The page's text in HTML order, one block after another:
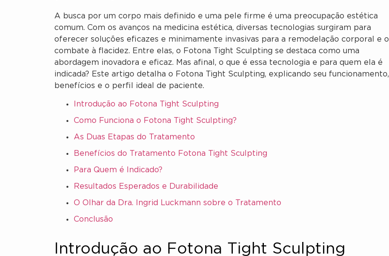
A busca por um corpo mais definido e uma pele firme é uma preocupação estética
comum. Com os avanços na medicina estética, diversas tecnologias surgiram para
oferecer soluções eficazes e minimamente invasivas para a remodelação corporal e o
combate à flacidez. Entre elas, o Fotona Tight Sculpting se destaca como uma
abordagem inovadora e eficaz. Mas afinal, o que é essa tecnologia e para quem ela é
indicada? Este artigo detalha o Fotona Tight Sculpting, explicando seu funcionamento,
benefícios e o perfil ideal de paciente.
Introdução ao Fotona Tight Sculpting
Como Funciona o Fotona Tight Sculpting?
As Duas Etapas do Tratamento
Benefícios do Tratamento Fotona Tight Sculpting
Para Quem é Indicado?
Resultados Esperados e Durabilidade
O Olhar da Dra. Ingrid Luckmann sobre o Tratamento
Conclusão
Introdução ao Fotona Tight Sculpting